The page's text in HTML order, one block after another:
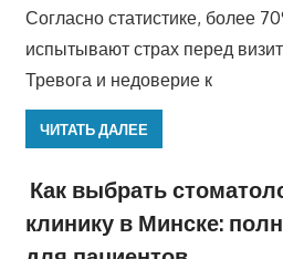
Согласно статистике, более
испытывают страх перед
Тревога и недоверие к
ЧИТАТЬ ДАЛЕЕ
Как выбрать
клинику в Минске: